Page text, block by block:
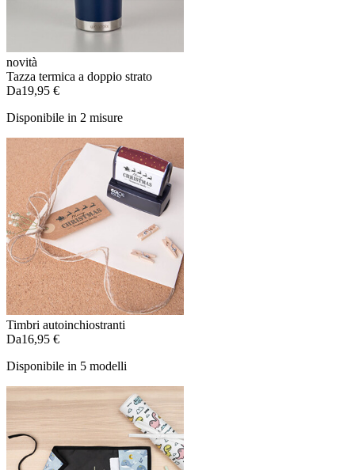
novità
Tazza termica a doppio strato
Da19,95 €
Disponibile in 2 misure
Timbri autoinchiostranti
Da16,95 €
Disponibile in 5 modelli